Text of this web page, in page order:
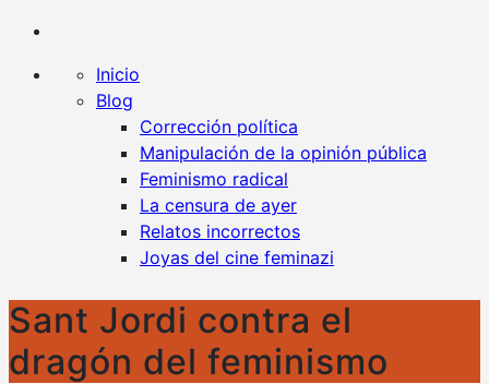
de censura
Inicio
Blog
Corrección política
Manipulación de la opinión pública
Feminismo radical
La censura de ayer
Relatos incorrectos
Joyas del cine feminazi
Sant Jordi contra el
dragón del feminismo